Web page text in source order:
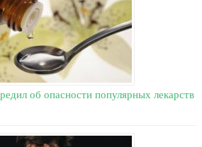
об опасности популярных лекарств